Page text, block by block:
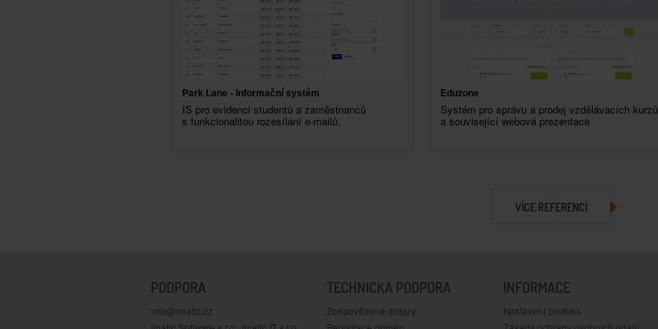
Park Lane - Informační systém
IS pro evidenci studentů a zaměstnanců
s funkcionalitou rozesílání e-mailů.
Eduzone
Systém pro správu a prodej vzdělávacích kurzů
a související webová prezentace
VÍCE REFERENCÍ
PODPORA
info@imatic.cz
TECHNICKÁ PODPORA
Zodpovězené dotazy
INFORMACE
Nastavení cookies